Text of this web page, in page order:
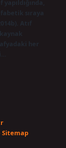
sıraya
Atıf
her
Sitemap